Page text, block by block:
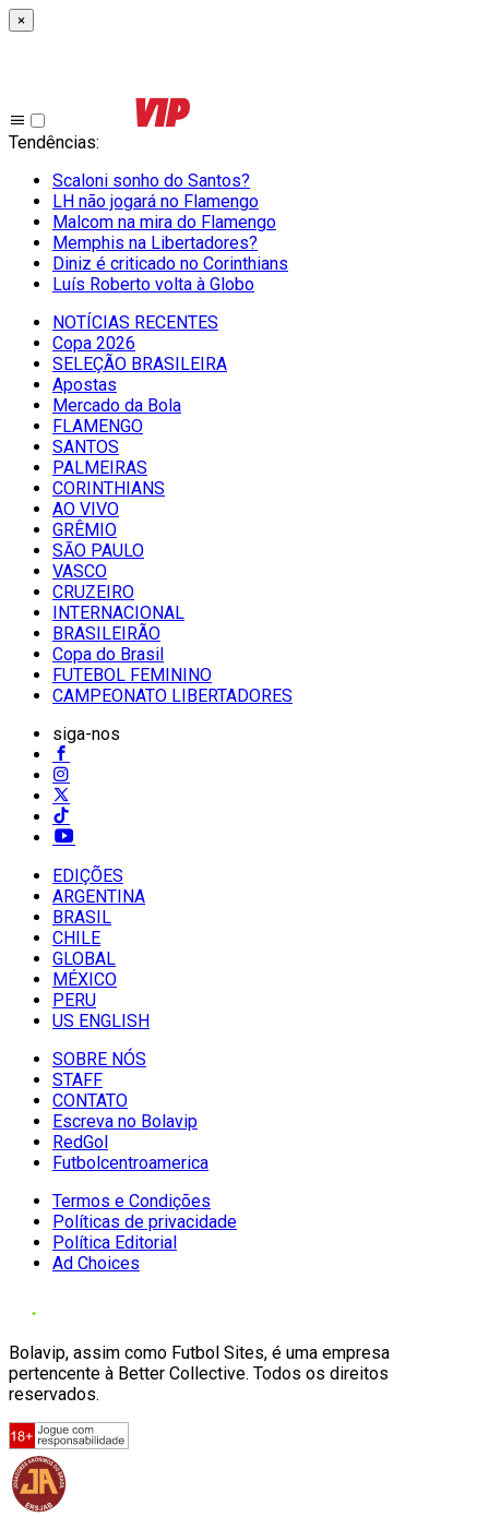
×
Tendências:
Scaloni sonho do Santos?
LH não jogará no Flamengo
Malcom na mira do Flamengo
Memphis na Libertadores?
Diniz é criticado no Corinthians
Luís Roberto volta à Globo
NOTÍCIAS RECENTES
Copa 2026
SELEÇÃO BRASILEIRA
Apostas
Mercado da Bola
FLAMENGO
SANTOS
PALMEIRAS
CORINTHIANS
AO VIVO
GRÊMIO
SĀO PAULO
VASCO
CRUZEIRO
INTERNACIONAL
BRASILEIRÃO
Copa do Brasil
FUTEBOL FEMININO
CAMPEONATO LIBERTADORES
siga-nos
EDIÇÕES
ARGENTINA
BRASIL
CHILE
GLOBAL
MÉXICO
PERU
US ENGLISH
SOBRE NÓS
STAFF
CONTATO
Escreva no Bolavip
RedGol
Futbolcentroamerica
Termos e Condições
Políticas de privacidade
Política Editorial
Ad Choices
Bolavip, assim como Futbol Sites, é uma empresa
pertencente à Better Collective. Todos os direitos
reservados.